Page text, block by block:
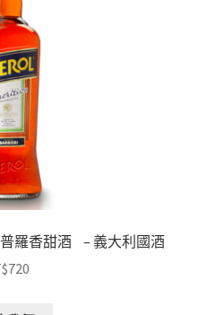
羅香甜酒 – 義大利國酒
720